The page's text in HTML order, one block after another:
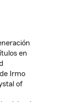
en
Irmo
of